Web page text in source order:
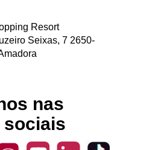
Resort
Seixas, 7 2650-
nas
sociais